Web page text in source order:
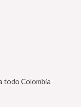
todo Colombia